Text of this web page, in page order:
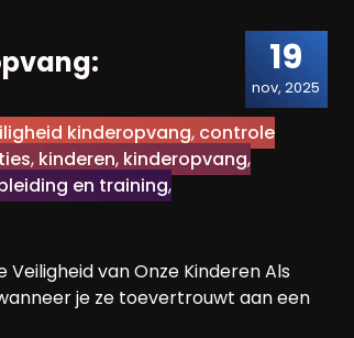
19
nov, 2025
kinderopvang, controle
, kinderen, kinderopvang,
en training,
van Onze Kinderen Als
je ze toevertrouwt aan een